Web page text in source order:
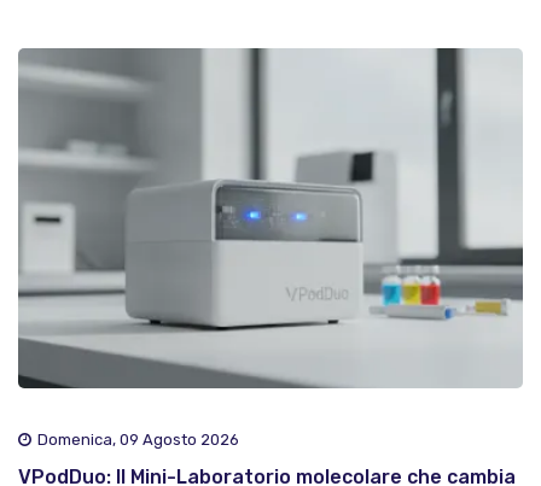
Domenica, 09 Agosto 2026
VPodDuo: Il Mini-Laboratorio molecolare che cambia